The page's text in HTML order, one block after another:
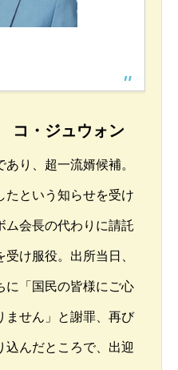
・ジュウォン
り、超一流婿候補。
たという知らせを受け
ム会長の代わりに請託
け服役。出所当日、
に「国民の皆様にご心
ません」と謝罪、再び
込んだところで、出迎